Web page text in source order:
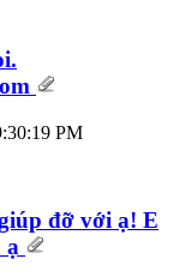
PM
đỡ với ạ! E
ạ